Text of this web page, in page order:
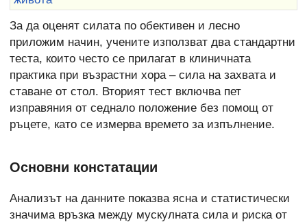
За да оценят силата по обективен и лесно
приложим начин, учените използват два стандартни
теста, които често се прилагат в клиничната
практика при възрастни хора – сила на захвата и
ставане от стол. Вторият тест включва пет
изправяния от седнало положение без помощ от
ръцете, като се измерва времето за изпълнение.
Основни констатации
Анализът на данните показва ясна и статистически
значима връзка между мускулната сила и риска от